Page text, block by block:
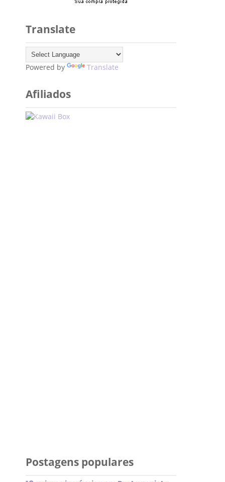
Translate
Powered by Translate
Afiliados
Postagens populares